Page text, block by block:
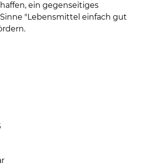
ein gegenseitiges
"Lebensmittel einfach gut